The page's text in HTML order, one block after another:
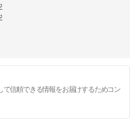
信頼できる情報をお届けするためコン